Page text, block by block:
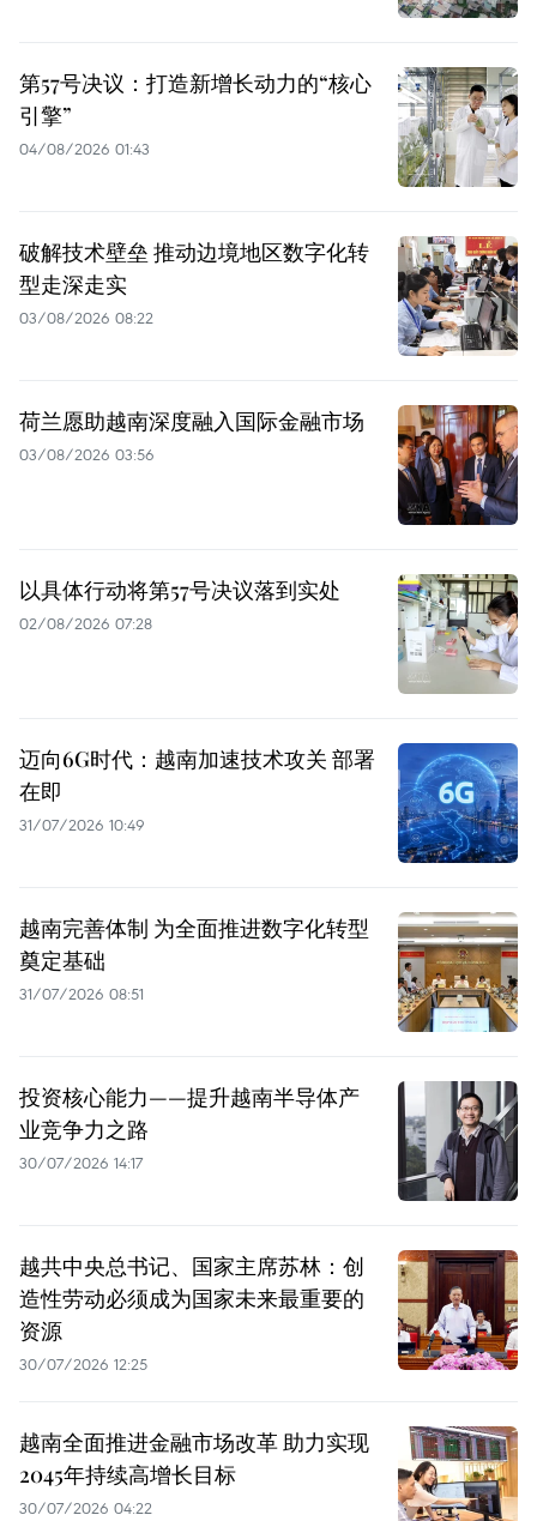
第57号决议：打造新增长动力的“核心
引擎”
04/08/2026 01:43
破解技术壁垒 推动边境地区数字化转
型走深走实
03/08/2026 08:22
荷兰愿助越南深度融入国际金融市场
03/08/2026 03:56
以具体行动将第57号决议落到实处
02/08/2026 07:28
迈向6G时代：越南加速技术攻关 部署
在即
31/07/2026 10:49
越南完善体制 为全面推进数字化转型
奠定基础
31/07/2026 08:51
投资核心能力——提升越南半导体产
业竞争力之路
30/07/2026 14:17
越共中央总书记、国家主席苏林：创
造性劳动必须成为国家未来最重要的
资源
30/07/2026 12:25
越南全面推进金融市场改革 助力实现
2045年持续高增长目标
30/07/2026 04:22